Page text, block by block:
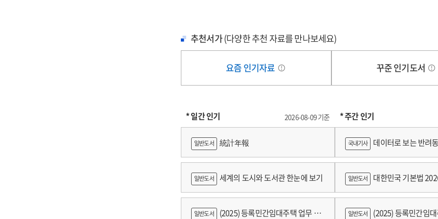
추천서가(다양한 추천 자료를 만나보세요)
요즘 인기자료 꾸준 인기도서
* 일간 인기 2026-08-09 기준
일반도서 統計年報
일반도서 세계의 도시와 도서관 한눈에 보기
일반도서 (2025) 등록민간임대주택 업무 편
* 주간 인기
국내기사 데이터로 보는 반려
쟁
일반도서 대한민국 기본법
일반도서 (2025) 등록민간임